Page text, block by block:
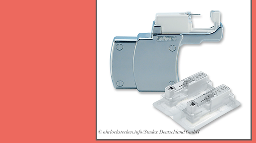
© ohrlochstechen.info/Studex Deutschland GmbH